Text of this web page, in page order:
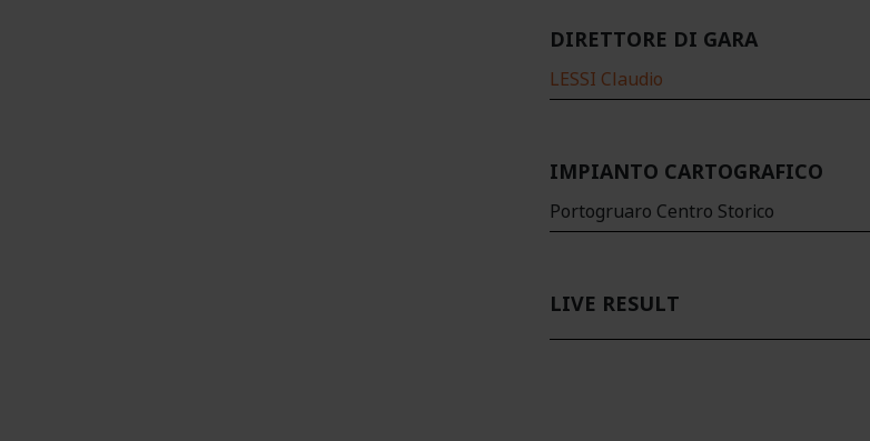
DIRETTORE DI GARA
LESSI Claudio
IMPIANTO CARTOGRAFICO
Portogruaro Centro Storico
LIVE RESULT